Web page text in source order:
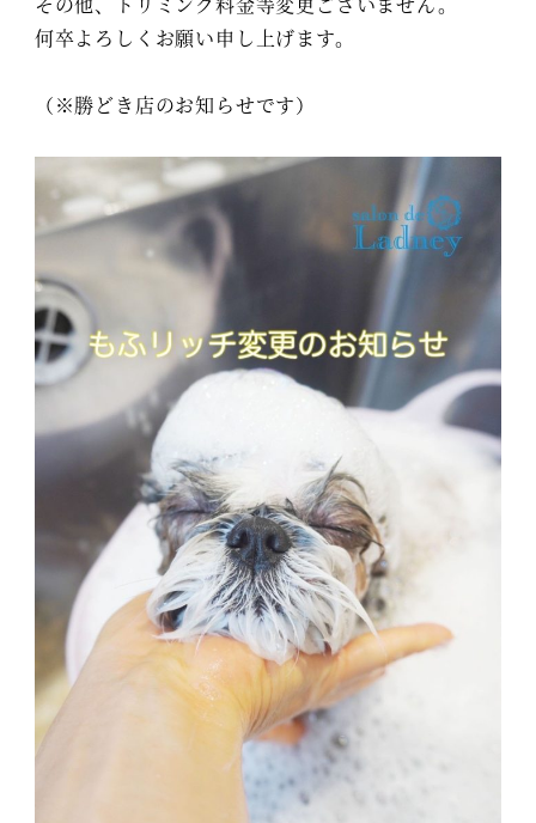
何卒よろしくお願い申し上げます。
（※勝どき店のお知らせです）